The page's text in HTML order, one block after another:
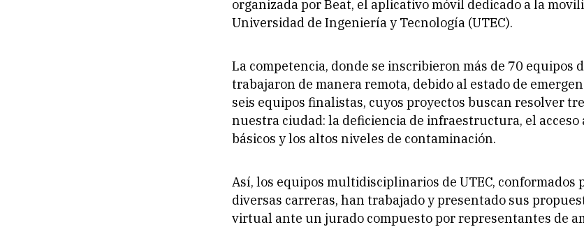
organizada por Beat, el aplicativo móvil dedicado a la
Universidad de Ingeniería y Tecnología (UTEC).
La competencia, donde se inscribieron más de 70 equipos
trabajaron de manera remota, debido al estado de
seis equipos finalistas, cuyos proyectos buscan resolver
nuestra ciudad: la deficiencia de infraestructura, el acceso
básicos y los altos niveles de contaminación.
Así, los equipos multidisciplinarios de UTEC, conformados
diversas carreras, han trabajado y presentado sus
virtual ante un jurado compuesto por representantes de